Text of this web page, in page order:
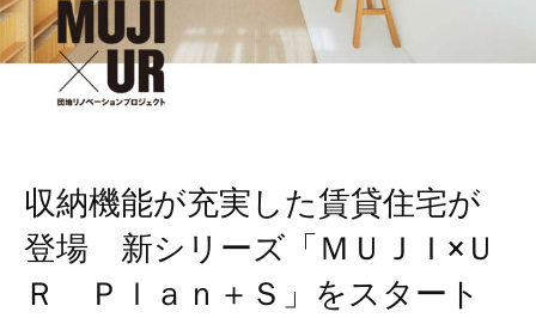
収納機能が充実した賃貸住宅が
登場 新シリーズ「ＭＵＪＩ×Ｕ
Ｒ Ｐｌａｎ＋Ｓ」をスタート